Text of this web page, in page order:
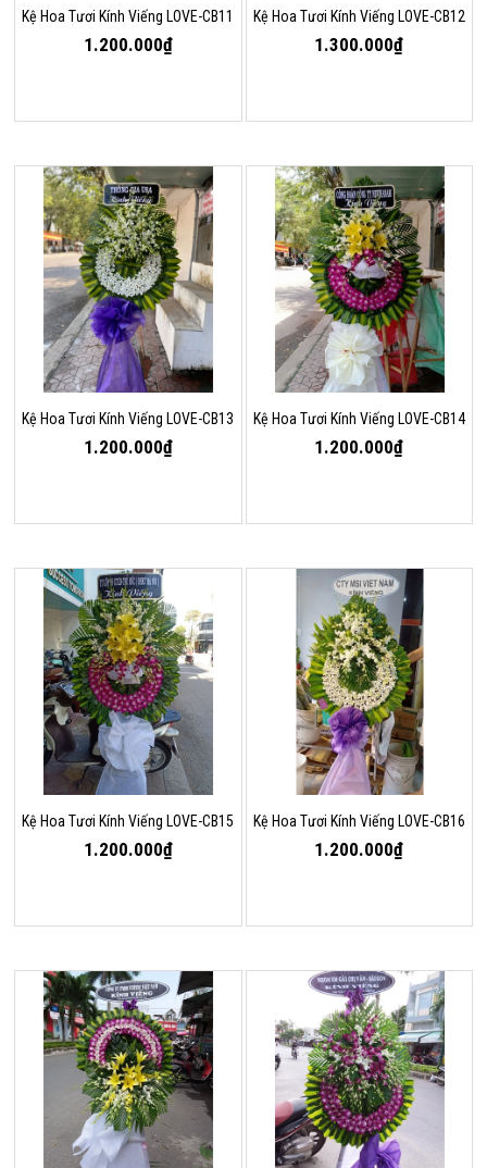
Kệ Hoa Tươi Kính Viếng LOVE-CB11
1.200.000₫
Kệ Hoa Tươi Kính Viếng LOVE-CB12
1.300.000₫
Kệ Hoa Tươi Kính Viếng LOVE-CB13
1.200.000₫
Kệ Hoa Tươi Kính Viếng LOVE-CB14
1.200.000₫
Kệ Hoa Tươi Kính Viếng LOVE-CB15
1.200.000₫
Kệ Hoa Tươi Kính Viếng LOVE-CB16
1.200.000₫